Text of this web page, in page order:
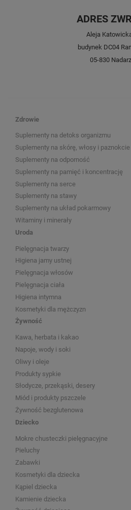
ADRES
Aleja
budynek DC04
05-830
Zdrowie
Suplementy na detoks organizmu
Suplementy na skórę, włosy i paznokcie
Suplementy na odporność
Suplementy na pamięć i koncentrację
Suplementy na serce
Suplementy na stawy
Suplementy na układ pokarmowy
Witaminy i minerały
Uroda
Pielęgnacja twarzy
Higiena jamy ustnej
Pielęgnacja włosów
Pielęgnacja ciała
Higiena intymna
Kosmetyki dla mężczyzn
Żywność
Kawa, herbata i kakao
Napoje, wody i soki
Oliwy i oleje
Produkty sypkie
Słodycze, przekąski, desery
Miód i produkty pszczele
Żywność bezglutenowa
Dziecko
Mokre chusteczki pielęgnacyjne
Pieluchy
Zabawki
Kosmetyki dla dziecka
Kąpiel dziecka
Kamienie dziecka